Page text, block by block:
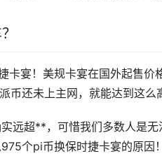
卡宴！美规卡宴在国外起售
派币还未上主网，就能达到这么
远超**，可惜我们多数人是
个pi币换保时捷卡宴的原因！